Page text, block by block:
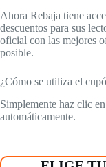
Ahora Rebaja tiene
descuentos para sus
oficial con las mejores
posible.
¿Cómo se utiliza el
Simplemente haz clic
automáticamente.